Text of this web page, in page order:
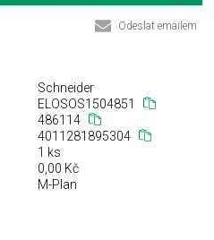
Odeslat emailem
Schneider
ELOSOS1504851
486114
4011281895304
1 ks
0,00 Kč
M-Plan